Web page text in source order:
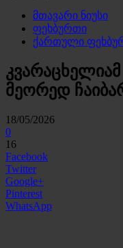
მთავარი ნიუსი
ფეხბურთი
ქართული
მეორედ
18/05/2026
0
16
Facebook
Twitter
Google+
Pinterest
WhatsApp